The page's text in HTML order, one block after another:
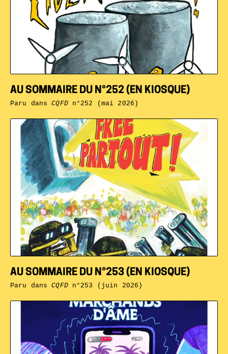
AU SOMMAIRE DU N°253 (EN KIOSQUE)
Paru dansCQFDn°253 (juin 2026)
AU SOMMAIRE DU N°252 (EN KIOSQUE)
Paru dansCQFDn°252 (mai 2026)